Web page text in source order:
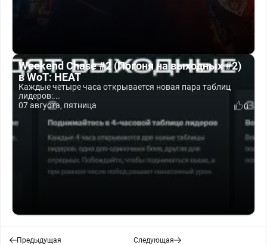
Weekend Chase #2 (Погоня на выходных #2)
в WoT: HEAT
Каждые четыре часа открывается новая пара таблиц
лидеров:...
07 августа, пятница
0
Предыдущая
Следующая